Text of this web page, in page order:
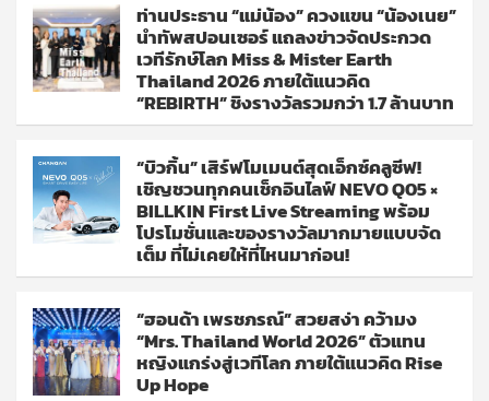
ท่านประธาน “แม่น้อง” ควงแขน “น้องเนย”
นำทัพสปอนเซอร์ แถลงข่าวจัดประกวด
เวทีรักษ์โลก Miss & Mister Earth
Thailand 2026 ภายใต้แนวคิด
“REBIRTH” ชิงรางวัลรวมกว่า 1.7 ล้านบาท
“บิวกิ้น” เสิร์ฟโมเมนต์สุดเอ็กซ์คลูซีฟ!
เชิญชวนทุกคนเช็กอินไลฟ์ NEVO Q05 ×
BILLKIN First Live Streaming พร้อม
โปรโมชั่นและของรางวัลมากมายแบบจัด
เต็ม ที่ไม่เคยให้ที่ไหนมาก่อน!
“ฮอนด้า เพรชภรณ์” สวยสง่า คว้ามง
“Mrs. Thailand World 2026” ตัวแทน
หญิงแกร่งสู่เวทีโลก ภายใต้แนวคิด Rise
Up Hope